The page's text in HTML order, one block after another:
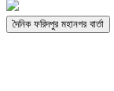
দৈনিক ফরিদপুর মহানগর বার্তা